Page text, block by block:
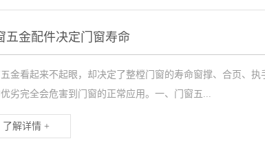
五金配件决定门窗寿命
金看起来不起眼，却决定了整樘门窗的寿命窗撑、合页、
劣完全会危害到门窗的正常应用。一、门窗五...
了解详情 +